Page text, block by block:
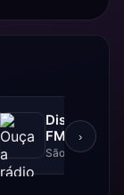
Disney -
FM
São Paulo, SP
›